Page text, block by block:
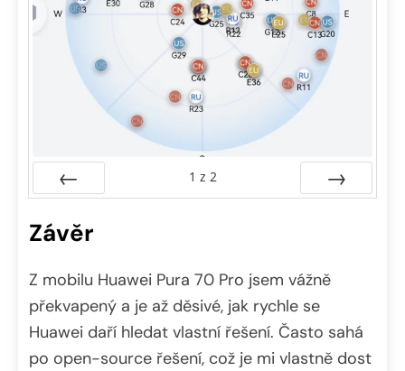
1 z 2
Závěr
Z mobilu Huawei Pura 70 Pro jsem vážně
překvapený a je až děsivé, jak rychle se
Huawei daří hledat vlastní řešení. Často sahá
po open-source řešení, což je mi vlastně dost